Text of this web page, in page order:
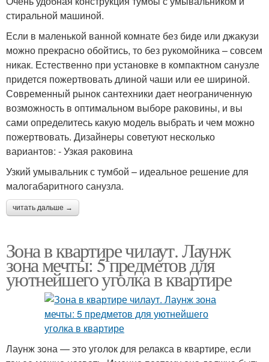
стиральной машиной.
Если в маленькой ванной комнате без биде или джакузи
можно прекрасно обойтись, то без рукомойника – совсем
никак. Естественно при установке в компактном санузле
придется пожертвовать длиной чаши или ее шириной.
Современный рынок сантехники дает неограниченную
возможность в оптимальном выборе раковины, и вы
сами определитесь какую модель выбрать и чем можно
пожертвовать. Дизайнеры советуют несколько
вариантов: - Узкая раковина
Узкий умывальник с тумбой – идеальное решение для
малогабаритного санузла.
читать дальше →
Зона в квартире чилаут. Лаунж
зона мечты: 5 предметов для
уютнейшего уголка в квартире
Лаунж зона — это уголок для релакса в квартире, если